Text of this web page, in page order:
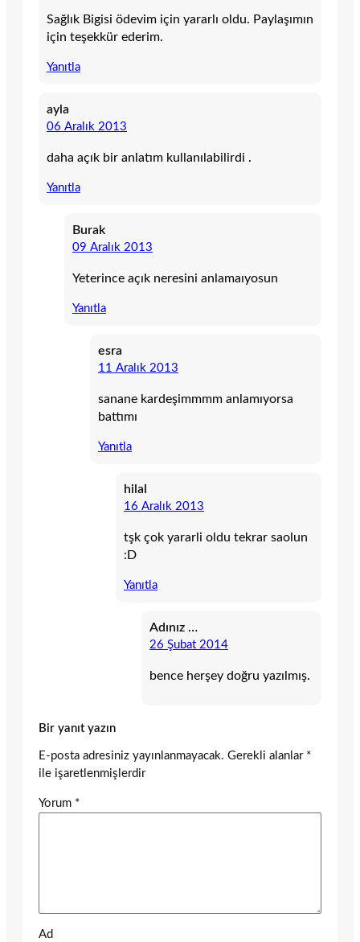
Sağlık Bigisi ödevim için yararlı oldu. Paylaşımın
için teşekkür ederim.
Yanıtla
ayla
06 Aralık 2013
daha açık bir anlatım kullanılabilirdi .
Yanıtla
Burak
09 Aralık 2013
Yeterince açık neresini anlamaıyosun
Yanıtla
esra
11 Aralık 2013
sanane kardeşimmmm anlamıyorsa
battımı
Yanıtla
hilal
16 Aralık 2013
tşk çok yararli oldu tekrar saolun
:D
Yanıtla
Adınız …
26 Şubat 2014
bence herşey doğru yazılmış.
Bir yanıt yazın
E-posta adresiniz yayınlanmayacak. Gerekli alanlar *
ile işaretlenmişlerdir
Yorum *
Ad